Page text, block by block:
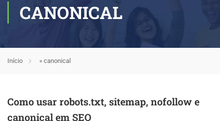
CANONICAL
Início » canonical
Como usar robots.txt, sitemap, nofollow e
canonical em SEO